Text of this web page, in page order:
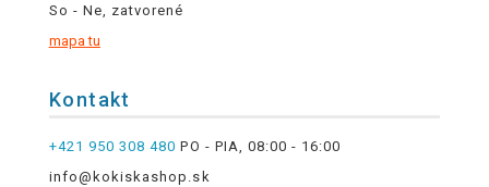
So - Ne, zatvorené
mapa tu
Kontakt
+421 950 308 480 PO - PIA, 08:00 - 16:00
info@kokiskashop.sk